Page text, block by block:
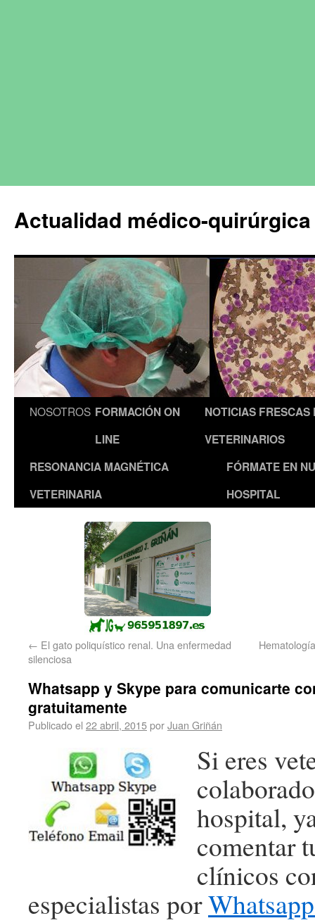
Actualidad médico-
NOSOTROS FORMACIÓN ON
LINE
NOTICIAS FRESCAS
VETERINARIOS
RESONANCIA MAGNÉTICA
VETERINARIA
FÓRMATE EN
HOSPITAL
← El gato poliquístico renal. Una enfermedad
silenciosa
Whatsapp y Skype para comunicarte
gratuitamente
Publicado el 22 abril, 2015porJuan Griñán
Si eres
hospital,
comentar
clínicos
especialistas por